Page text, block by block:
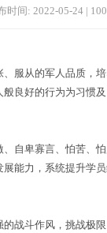
时间: 2022-05-24 |
服从的军人品质，培
良好的行为为习惯及
自卑寡言、怕苦、
能力，系统提升学员
战斗作风，挑战极